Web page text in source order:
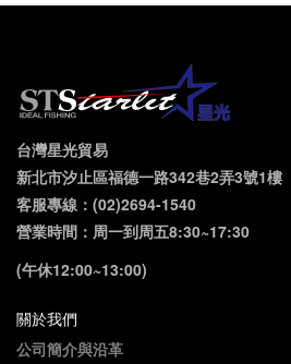
台灣星光貿易
新北市汐止區福德一路342巷2弄3號1樓
客服專線：(02)2694-1540
營業時間：周一到周五8:30~17:30
(午休12:00~13:00)
關於我們
公司簡介與沿革